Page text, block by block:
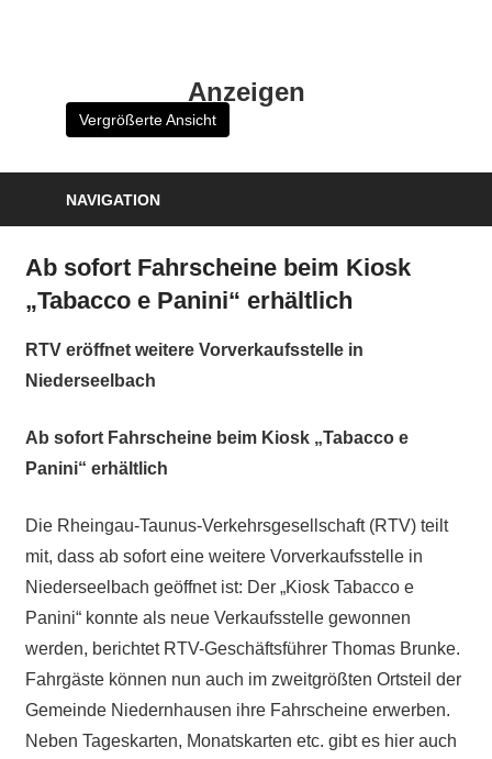
Anzeigen
Vergrößerte Ansicht
NAVIGATION
Ab sofort Fahrscheine beim Kiosk
„Tabacco e Panini“ erhältlich
RTV eröffnet weitere Vorverkaufsstelle in
Niederseelbach
Ab sofort Fahrscheine beim Kiosk „Tabacco e
Panini“ erhältlich
Die Rheingau-Taunus-Verkehrsgesellschaft (RTV) teilt
mit, dass ab sofort eine weitere Vorverkaufsstelle in
Niederseelbach geöffnet ist: Der „Kiosk Tabacco e
Panini“ konnte als neue Verkaufsstelle gewonnen
werden, berichtet RTV-Geschäftsführer Thomas Brunke.
Fahrgäste können nun auch im zweitgrößten Ortsteil der
Gemeinde Niedernhausen ihre Fahrscheine erwerben.
Neben Tageskarten, Monatskarten etc. gibt es hier auch